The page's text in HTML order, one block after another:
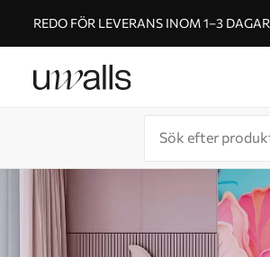
REDO FÖR LEVERANS INOM 1–3 DAGAR